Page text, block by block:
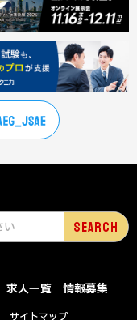
求人一覧
情報募集
サイトマップ